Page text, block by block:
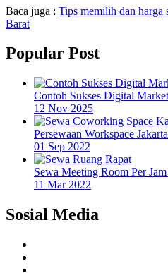
Baca juga : Tips memilih dan harga
Barat
Popular Post
Contoh Sukses Digital
12 Nov 2025
Persewaan Workspace
01 Sep 2022
Sewa Meeting Room Per
11 Mar 2022
Sosial Media